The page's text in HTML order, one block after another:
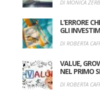
DI MONICA
L’ERRORE
GLI
DI ROBERTA
VALUE,
NEL PRIMO
DI ROBERTA